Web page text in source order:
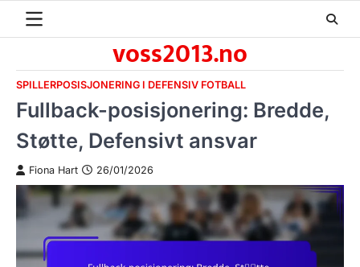
voss2013.no
SPILLERPOSISJONERING I DEFENSIV FOTBALL
Fullback-posisjonering: Bredde,
Støtte, Defensivt ansvar
Fiona Hart 26/01/2026